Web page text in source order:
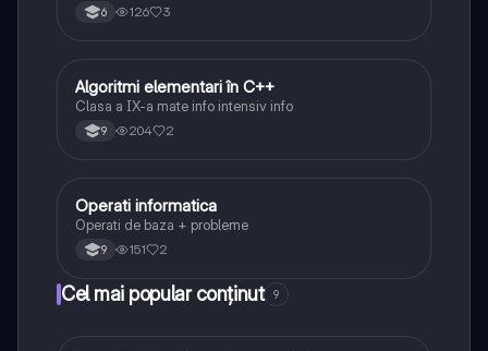
6 126 3
Informatică și TIC
Algoritmi elementari în C++
Clasa a IX-a mate info intensiv info
9 204 2
Informatică și TIC
Operati informatica
Operati de baza + probleme
9 151 2
Cel mai popular conținut 9